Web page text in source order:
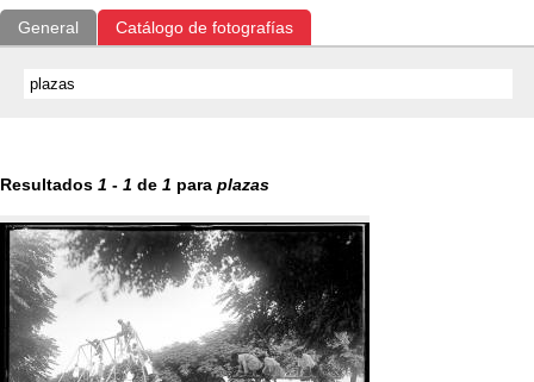
General Catálogo de fotografías
Resultados 1 - 1 de 1 para plazas